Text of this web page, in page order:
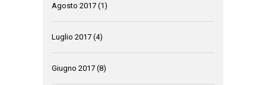
Agosto 2017 (1)
Luglio 2017 (4)
Giugno 2017 (8)